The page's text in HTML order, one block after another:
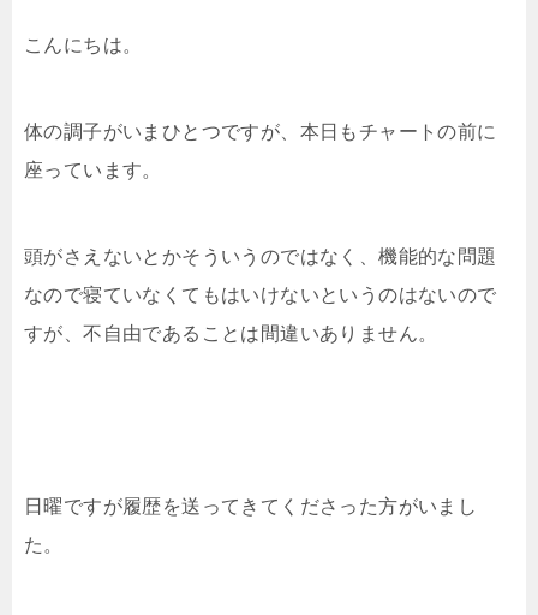
こんにちは。
体の調子がいまひとつですが、本日もチャートの前に
座っています。
頭がさえないとかそういうのではなく、機能的な問題
なので寝ていなくてもはいけないというのはないので
すが、不自由であることは間違いありません。
日曜ですが履歴を送ってきてくださった方がいまし
た。